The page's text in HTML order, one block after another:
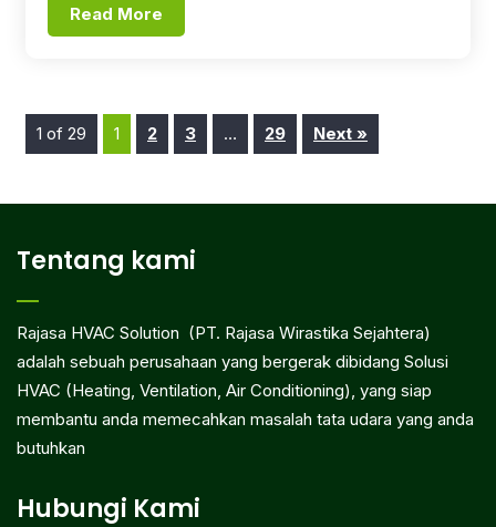
Read More
1 of 29 1 2 3 … 29 Next »
Tentang kami
Rajasa HVAC Solution (PT. Rajasa Wirastika Sejahtera)
adalah sebuah perusahaan yang bergerak dibidang Solusi
HVAC (Heating, Ventilation, Air Conditioning), yang siap
membantu anda memecahkan masalah tata udara yang anda
butuhkan
Hubungi Kami